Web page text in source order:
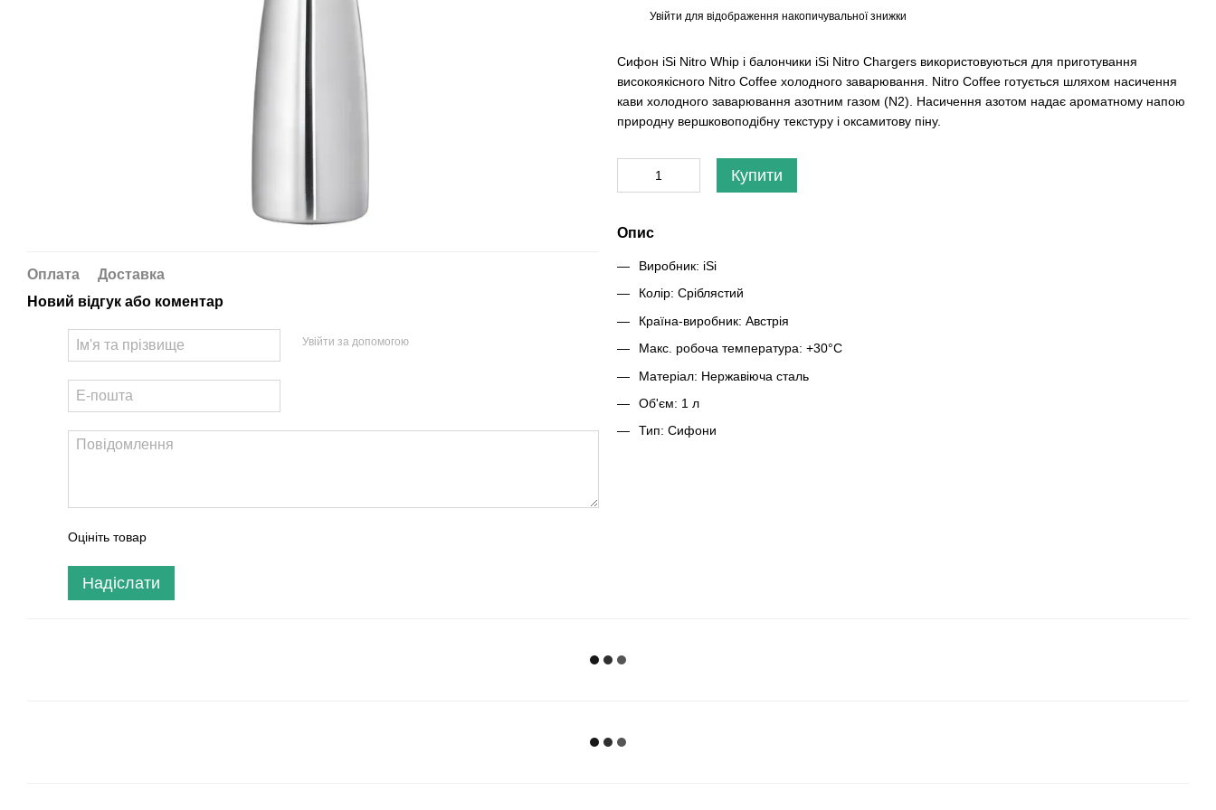
Оплата
Доставка
Новий відгук або коментар
Увійти за допомогою
Оцініть товар
Надіслати
Увійти для відображення накопичувальної знижки
Сифон iSi Nitro Whip і балончики iSi Nitro Chargers використовуються для приготування
високоякісного Nitro Coffee холодного заварювання. Nitro Coffee готується шляхом насичення
кави холодного заварювання азотним газом (N2). Насичення азотом надає ароматному напою
природну вершковоподібну текстуру і оксамитову піну.
Купити
Опис
Виробник: iSi
Колір: Сріблястий
Країна-виробник: Австрія
Макс. робоча температура: +30°C
Матеріал: Нержавіюча сталь
Об'єм: 1 л
Тип: Сифони